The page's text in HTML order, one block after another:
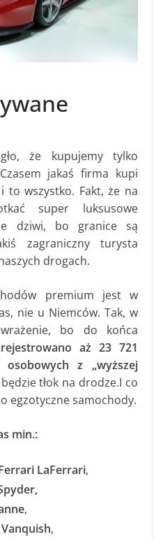
że kupujemy tylko
jakaś firma kupi
to wszystko. Fakt, że na
super luksusowe
dziwi, bo granice są
zagraniczny turysta
drogach.
premium jest w
nie u Niemców. Tak, w
bo do końca
aż 23 721
z „wyższej
tłok na drodze.I co
egzotyczne samochody.
min.:
LaFerrari,
,
,